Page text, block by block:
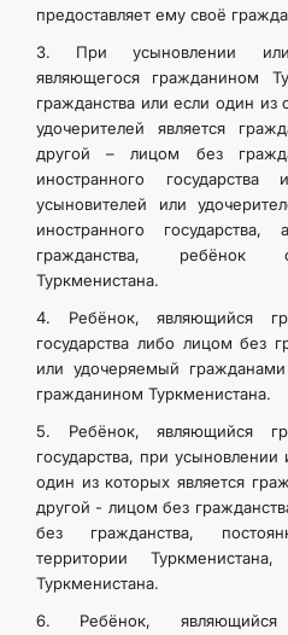
предоставляет ему своё
3. При усыновлении или
являющегося гражданином
гражданства или если один из
удочерителей является
другой – лицом без
иностранного
усыновителей или
иностранного
гражданства, ребёнок
Туркменистана.
4. Ребёнок, являющийся
государства либо лицом без
или удочеряемый гражданами
гражданином Туркменистана.
5. Ребёнок, являющийся
государства, при
один из которых является
другой - лицом без
без гражданства,
территории
Туркменистана.
6. Ребёнок, являющийся